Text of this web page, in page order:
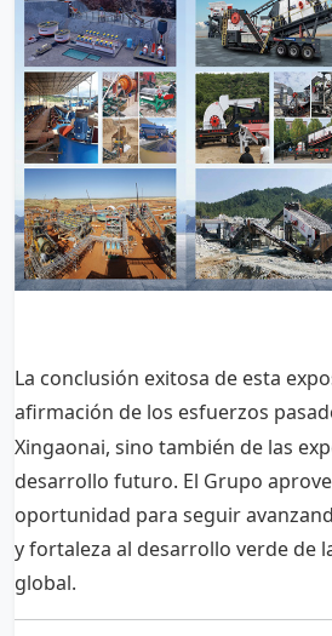
La conclusión exitosa de esta
afirmación de los esfuerzos
Xingaonai, sino también de las
desarrollo futuro. El Grupo
oportunidad para seguir
y fortaleza al desarrollo verde de
global.